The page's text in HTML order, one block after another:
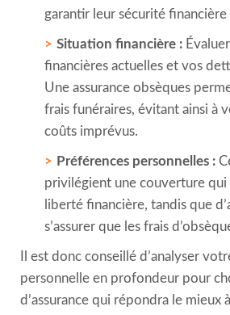
garantir leur sécurité financière
Situation financière :
financières actuelles et vos
Une assurance obsèques
frais funéraires, évitant ainsi à
coûts imprévus.
Préférences personnelles :
privilégient une couverture qui
liberté financière, tandis que
s’assurer que les frais
Il est donc conseillé d’analyser
personnelle en profondeur pour
d’assurance qui répondra le mieux